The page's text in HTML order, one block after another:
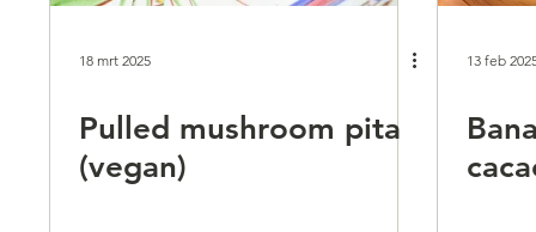
18 mrt 2025
Pulled mushroom pita
(vegan)
13 feb